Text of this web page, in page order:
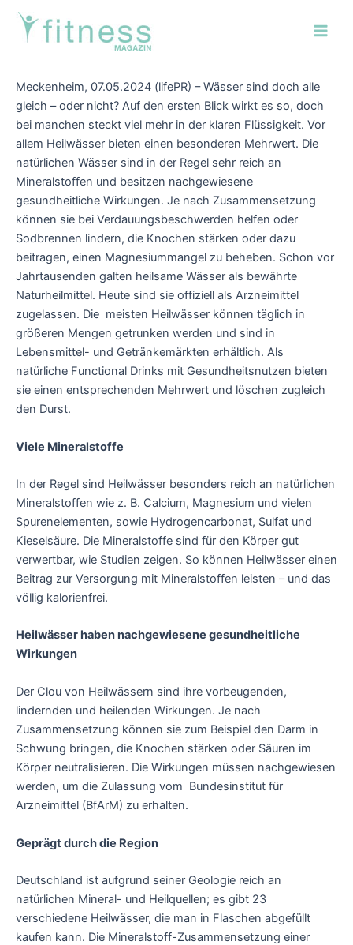
Zum
Inhalt
springen
Meckenheim, 07.05.2024 (lifePR) – Wässer sind doch alle
gleich – oder nicht? Auf den ersten Blick wirkt es so, doch
bei manchen steckt viel mehr in der klaren Flüssigkeit. Vor
allem Heilwässer bieten einen besonderen Mehrwert. Die
natürlichen Wässer sind in der Regel sehr reich an
Mineralstoffen und besitzen nachgewiesene
gesundheitliche Wirkungen. Je nach Zusammensetzung
können sie bei Verdauungsbeschwerden helfen oder
Sodbrennen lindern, die Knochen stärken oder dazu
beitragen, einen Magnesiummangel zu beheben. Schon vor
Jahrtausenden galten heilsame Wässer als bewährte
Naturheilmittel. Heute sind sie offiziell als Arzneimittel
zugelassen. Die meisten Heilwässer können täglich in
größeren Mengen getrunken werden und sind in
Lebensmittel- und Getränkemärkten erhältlich. Als
natürliche Functional Drinks mit Gesundheitsnutzen bieten
sie einen entsprechenden Mehrwert und löschen zugleich
den Durst.
Viele Mineralstoffe
In der Regel sind Heilwässer besonders reich an natürlichen
Mineralstoffen wie z. B. Calcium, Magnesium und vielen
Spurenelementen, sowie Hydrogencarbonat, Sulfat und
Kieselsäure. Die Mineralstoffe sind für den Körper gut
verwertbar, wie Studien zeigen. So können Heilwässer einen
Beitrag zur Versorgung mit Mineralstoffen leisten – und das
völlig kalorienfrei.
Heilwässer haben nachgewiesene gesundheitliche
Wirkungen
Der Clou von Heilwässern sind ihre vorbeugenden,
lindernden und heilenden Wirkungen. Je nach
Zusammensetzung können sie zum Beispiel den Darm in
Schwung bringen, die Knochen stärken oder Säuren im
Körper neutralisieren. Die Wirkungen müssen nachgewiesen
werden, um die Zulassung vom Bundesinstitut für
Arzneimittel (BfArM) zu erhalten.
Geprägt durch die Region
Deutschland ist aufgrund seiner Geologie reich an
natürlichen Mineral- und Heilquellen; es gibt 23
verschiedene Heilwässer, die man in Flaschen abgefüllt
kaufen kann. Die Mineralstoff-Zusammensetzung einer
Post
navigation